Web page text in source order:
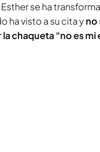
se ha
ha visto a su cita y no
chaqueta “no es mi